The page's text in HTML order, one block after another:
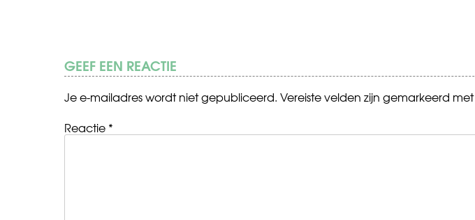
GEEF EEN REACTIE
Je e-mailadres wordt niet gepubliceerd. Vereiste velden zijn gemarkeerd met
Reactie *